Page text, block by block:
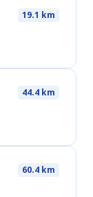
19.1 km
44.4 km
60.4 km